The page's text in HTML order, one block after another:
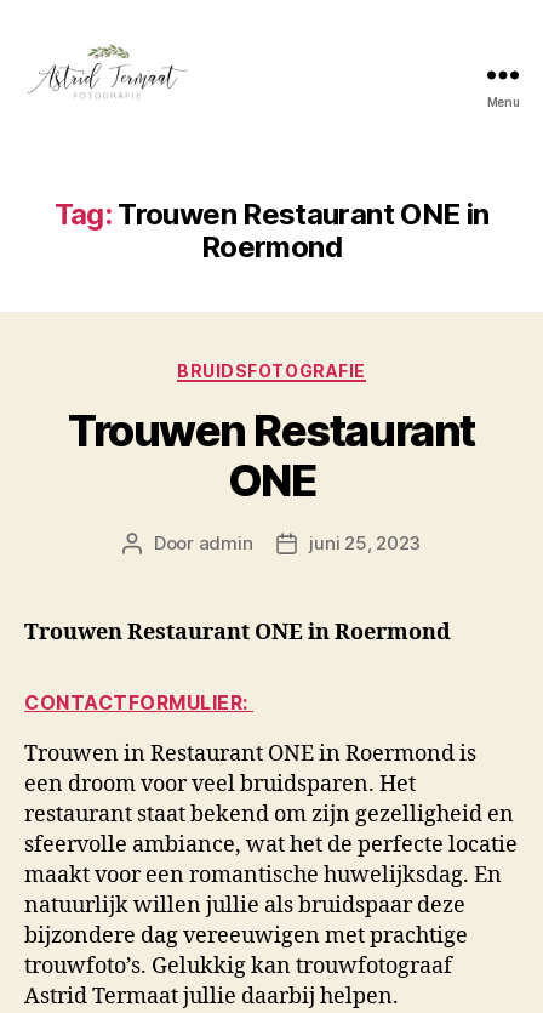
Menu
Tag: Trouwen Restaurant ONE in
Roermond
Categorieën
BRUIDSFOTOGRAFIE
Trouwen Restaurant
ONE
Berichtauteur
Door admin Berichtdatum
juni 25, 2023
Trouwen Restaurant ONE in Roermond
CONTACTFORMULIER:
Trouwen in Restaurant ONE in Roermond is
een droom voor veel bruidsparen. Het
restaurant staat bekend om zijn gezelligheid en
sfeervolle ambiance, wat het de perfecte locatie
maakt voor een romantische huwelijksdag. En
natuurlijk willen jullie als bruidspaar deze
bijzondere dag vereeuwigen met prachtige
trouwfoto’s. Gelukkig kan trouwfotograaf
Astrid Termaat jullie daarbij helpen.